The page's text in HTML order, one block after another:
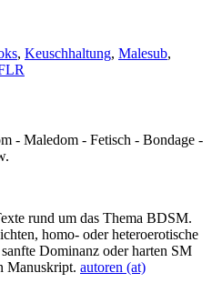
, Keuschhaltung, Malesub,
- Maledom - Fetisch - Bondage -
rund um das Thema BDSM.
homo- oder heteroerotische
Dominanz oder harten SM
Manuskript. autoren (at)